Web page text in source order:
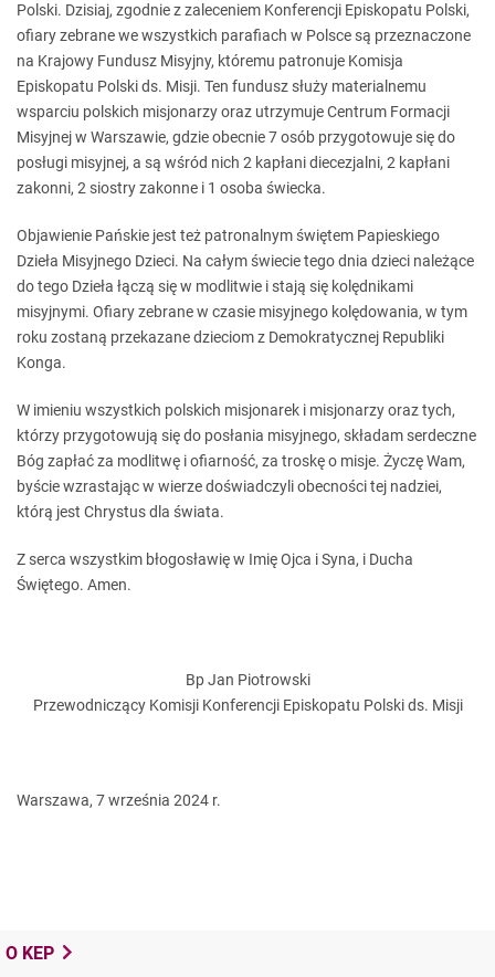
Polski. Dzisiaj, zgodnie z zaleceniem Konferencji Episkopatu Polski,
ofiary zebrane we wszystkich parafiach w Polsce są przeznaczone
na Krajowy Fundusz Misyjny, któremu patronuje Komisja
Episkopatu Polski ds. Misji. Ten fundusz służy materialnemu
wsparciu polskich misjonarzy oraz utrzymuje Centrum Formacji
Misyjnej w Warszawie, gdzie obecnie 7 osób przygotowuje się do
posługi misyjnej, a są wśród nich 2 kapłani diecezjalni, 2 kapłani
zakonni, 2 siostry zakonne i 1 osoba świecka.
Objawienie Pańskie jest też patronalnym świętem Papieskiego
Dzieła Misyjnego Dzieci. Na całym świecie tego dnia dzieci należące
do tego Dzieła łączą się w modlitwie i stają się kolędnikami
misyjnymi. Ofiary zebrane w czasie misyjnego kolędowania, w tym
roku zostaną przekazane dzieciom z Demokratycznej Republiki
Konga.
W imieniu wszystkich polskich misjonarek i misjonarzy oraz tych,
którzy przygotowują się do posłania misyjnego, składam serdeczne
Bóg zapłać za modlitwę i ofiarność, za troskę o misje. Życzę Wam,
byście wzrastając w wierze doświadczyli obecności tej nadziei,
którą jest Chrystus dla świata.
Z serca wszystkim błogosławię w Imię Ojca i Syna, i Ducha
Świętego. Amen.
Bp Jan Piotrowski
Przewodniczący Komisji Konferencji Episkopatu Polski ds. Misji
Warszawa, 7 września 2024 r.
O KEP